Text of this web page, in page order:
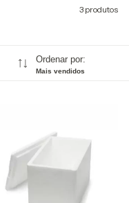
3 produtos
Ordenar por:
Mais vendidos